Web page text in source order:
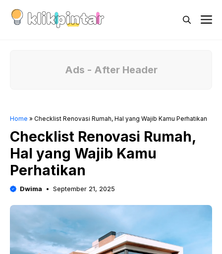
Ads - After Header
Home » Checklist Renovasi Rumah, Hal yang Wajib Kamu Perhatikan
Checklist Renovasi Rumah,
Hal yang Wajib Kamu
Perhatikan
Dwima September 21, 2025